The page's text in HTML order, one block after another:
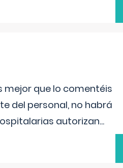
mejor que lo comentéis
del personal, no habrá
autorizan...